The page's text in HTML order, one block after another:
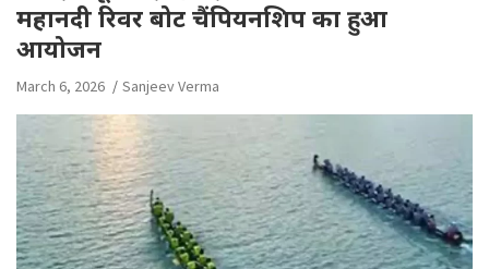
महानदी रिवर बोट चैंपियनशिप का हुआ
आयोजन
March 6, 2026 Sanjeev Verma